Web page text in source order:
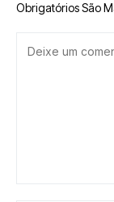
Obrigatórios São